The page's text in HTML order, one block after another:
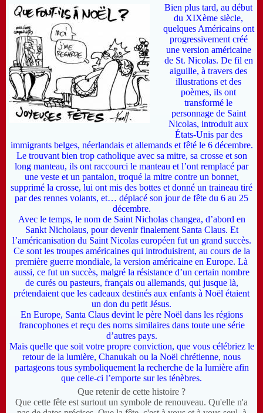
Bien plus tard, au début
du XIXème siècle,
quelques Américains ont
progressivement créé
une version américaine
de St. Nicolas. De fil en
aiguille, à travers des
illustrations et des
poèmes, ils ont
transformé le
personnage de Saint
Nicolas, introduit aux
États-Unispar des
immigrants belges, néerlandais et allemands et fêté le 6 décembre.
Le trouvant bien trop catholique avec sa mitre, sa crosse et son
long manteau, ils ont raccourci le manteau et l’ont remplacé par
une veste et un pantalon, troqué la mitre contre un bonnet,
supprimé la crosse, lui ont mis des bottes et donné un traineau tiré
par des rennes volants, et… déplacé son jour de fête du 6 au 25
décembre.
Avec le temps, le nom de Saint Nicholas changea, d’abord en
Sankt Nicholaus, pour devenir finalement Santa Claus. Et
l’américanisation du Saint Nicolas européen fut un grand succès.
Ce sont les troupes américaines qui introduisirent, au cours de la
première guerre mondiale, la version américaine en Europe. Là
aussi, ce fut un succès, malgré la résistance d’un certain nombre
de curés ou pasteurs, français ou allemands, qui jusque là,
prétendaient que les cadeaux destinés aux enfants à Noël étaient
un don du petit Jésus.
En Europe, Santa Claus devint le père Noël dans les régions
francophones et reçu des noms similaires dans toute une série
d’autres pays.
Mais quelle que soit votre propre conviction, que vous célébriez le
retour de la lumière, Chanukah ou la Noël chrétienne, nous
partageons tous symboliquement la recherche de la lumière afin
que celle-ci l’emporte sur les ténèbres.
Que retenir de cette histoire ?
Que cette fête est surtout un symbole de renouveau. Qu'elle n'a